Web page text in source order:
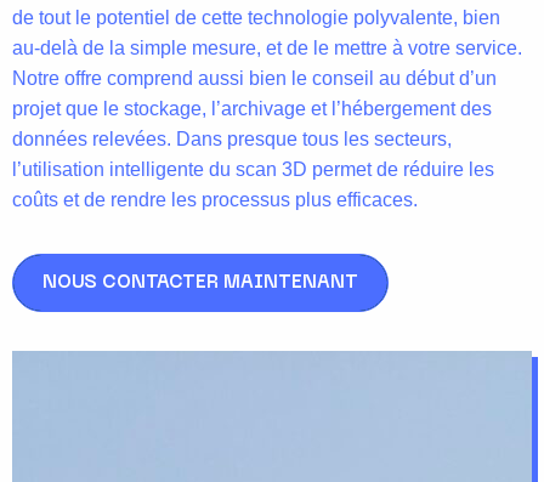
de tout le potentiel de cette technologie polyvalente, bien
au-delà de la simple mesure, et de le mettre à votre service.
Notre offre comprend aussi bien le conseil au début d’un
projet que le stockage, l’archivage et l’hébergement des
données relevées. Dans presque tous les secteurs,
l’utilisation intelligente du scan 3D permet de réduire les
coûts et de rendre les processus plus efficaces.
NOUS CONTACTER MAINTENANT